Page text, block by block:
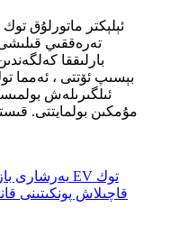
ئېلېكتر ماتورلۇق
تەرەققىي قىلىشى
بارلىققا
بېسىپ ئۆتتى ، ئەمما
ئىلگىرىلەش
مۇمكىن بولمايتتى.